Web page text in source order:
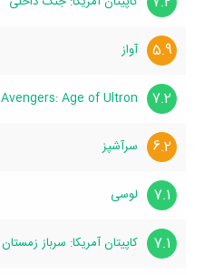
5.9 آواز
7.2
Avengers: Age of Ultron
6.2 سرآشپز
7.1 لوسی
7.1 کاپیتان آمریکا: سرباز زمستان